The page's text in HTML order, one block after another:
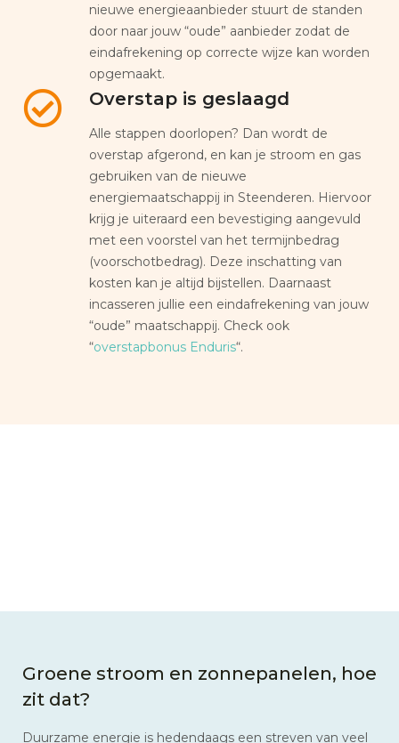
nieuwe energieaanbieder stuurt de standen
door naar jouw “oude” aanbieder zodat de
eindafrekening op correcte wijze kan worden
opgemaakt.
Overstap is geslaagd
Alle stappen doorlopen? Dan wordt de
overstap afgerond, en kan je stroom en gas
gebruiken van de nieuwe
energiemaatschappij in Steenderen. Hiervoor
krijg je uiteraard een bevestiging aangevuld
met een voorstel van het termijnbedrag
(voorschotbedrag). Deze inschatting van
kosten kan je altijd bijstellen. Daarnaast
incasseren jullie een eindafrekening van jouw
“oude” maatschappij. Check ook
“overstapbonus Enduris“.
Groene stroom en zonnepanelen, hoe
zit dat?
Duurzame energie is hedendaags een streven van veel